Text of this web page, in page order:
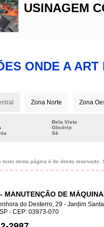
USINAGEM
ONDE A
Zona Norte Zona
Bela Vista
Glicério
Sé
texto desta página é de direito reservado.
MANUTENÇÃO DE
do Desterro, 29 - Jardim
- CEP: 03973-070